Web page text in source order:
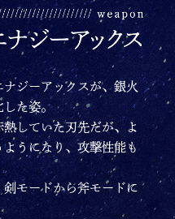
ジーアックスが、銀火
した姿。
していた刃先だが、よ
うになり、攻撃性能も
モードから斧モードに